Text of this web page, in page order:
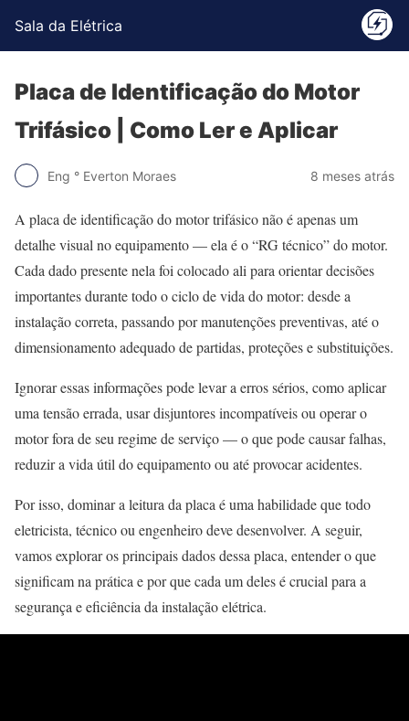
Sala da Elétrica
Placa de Identificação do Motor
Trifásico | Como Ler e Aplicar
Eng ° Everton Moraes 8 meses atrás
A placa de identificação do motor trifásico não é apenas um
detalhe visual no equipamento — ela é o “RG técnico” do motor.
Cada dado presente nela foi colocado ali para orientar decisões
importantes durante todo o ciclo de vida do motor: desde a
instalação correta, passando por manutenções preventivas, até o
dimensionamento adequado de partidas, proteções e substituições.
Ignorar essas informações pode levar a erros sérios, como aplicar
uma tensão errada, usar disjuntores incompatíveis ou operar o
motor fora de seu regime de serviço — o que pode causar falhas,
reduzir a vida útil do equipamento ou até provocar acidentes.
Por isso, dominar a leitura da placa é uma habilidade que todo
eletricista, técnico ou engenheiro deve desenvolver. A seguir,
vamos explorar os principais dados dessa placa, entender o que
significam na prática e por que cada um deles é crucial para a
segurança e eficiência da instalação elétrica.